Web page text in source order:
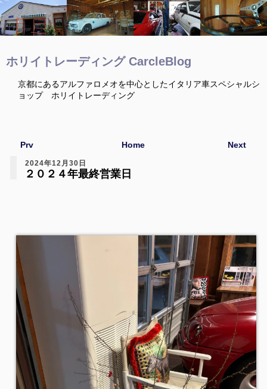
ホリイトレーディング CarcleBlog
京都にあるアルファロメオを中心としたイタリア車スペシャルシ
ョップ ホリイトレーディング
Next
Prv Home
2024年12月30日
２０２４年最終営業日